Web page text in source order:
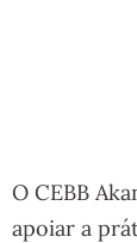
O CEBB
apoiar a